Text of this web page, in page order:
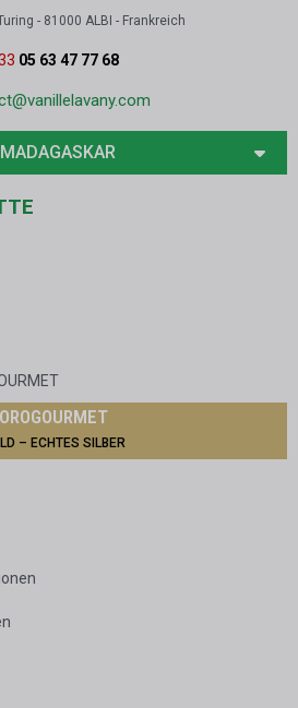
- 81000 ALBI - Frankreich
05 63 47 77 68
OROGOURMET
– ECHTES SILBER